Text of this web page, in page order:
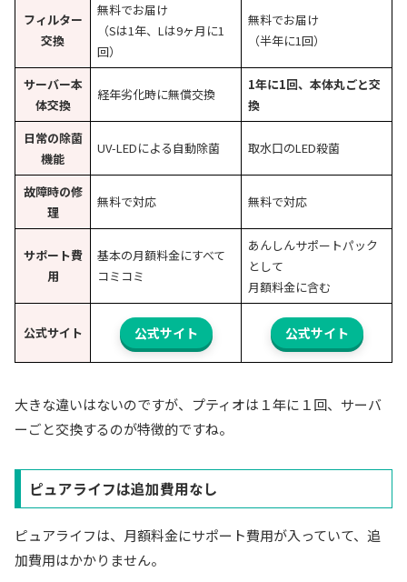
フィルター
交換
無料でお届け
（Sは1年、Lは9ヶ月に1
回）
無料でお届け
（半年に1回）
サーバー本
体交換
経年劣化時に無償交換
1年に1回、本体丸ごと交
換
日常の除菌
機能
UV-LEDによる自動除菌 取水口のLED殺菌
故障時の修
理
無料で対応 無料で対応
サポート費
用
基本の月額料金にすべて
コミコミ
あんしんサポートパック
として
月額料金に含む
公式サイト 公式サイト 公式サイト
大きな違いはないのですが、プティオは１年に１回、サーバ
ーごと交換するのが特徴的ですね。
ピュアライフは追加費用なし
ピュアライフは、月額料金にサポート費用が入っていて、追
加費用はかかりません。